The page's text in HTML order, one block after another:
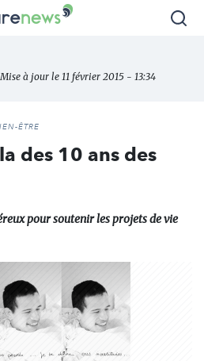
à jour le 11 février 2015 - 13:34
ÊTRE
des 10 ans des
pour soutenir les projets de vie